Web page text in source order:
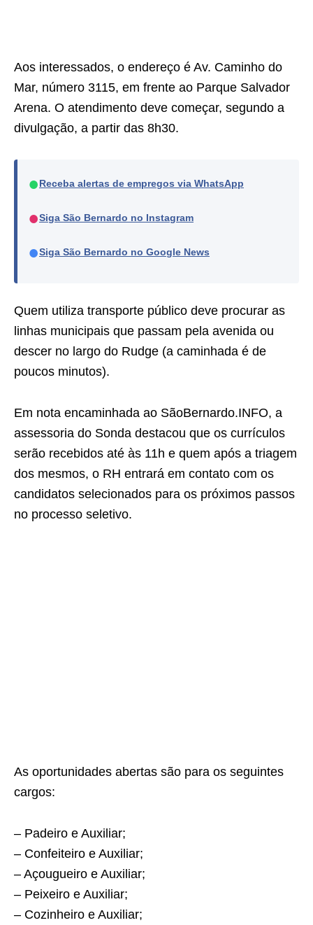
Aos interessados, o endereço é Av. Caminho do
Mar, número 3115, em frente ao Parque Salvador
Arena. O atendimento deve começar, segundo a
divulgação, a partir das 8h30.
● Receba alertas de empregos via WhatsApp
●Siga São Bernardo no Instagram
●Siga São Bernardo no Google News
Quem utiliza transporte público deve procurar as
linhas municipais que passam pela avenida ou
descer no largo do Rudge (a caminhada é de
poucos minutos).
Em nota encaminhada ao SãoBernardo.INFO, a
assessoria do Sonda destacou que os currículos
serão recebidos até às 11h e quem após a triagem
dos mesmos, o RH entrará em contato com os
candidatos selecionados para os próximos passos
no processo seletivo.
As oportunidades abertas são para os seguintes
cargos:
– Padeiro e Auxiliar;
– Confeiteiro e Auxiliar;
– Açougueiro e Auxiliar;
– Peixeiro e Auxiliar;
– Cozinheiro e Auxiliar;